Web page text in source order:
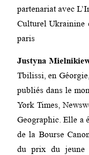
partenariat avec
Culturel Ukrainine
paris
Justyna
Tbilissi, en
publiés dans le
York Times,
Geographic. Elle a
de la Bourse
du prix du jeune